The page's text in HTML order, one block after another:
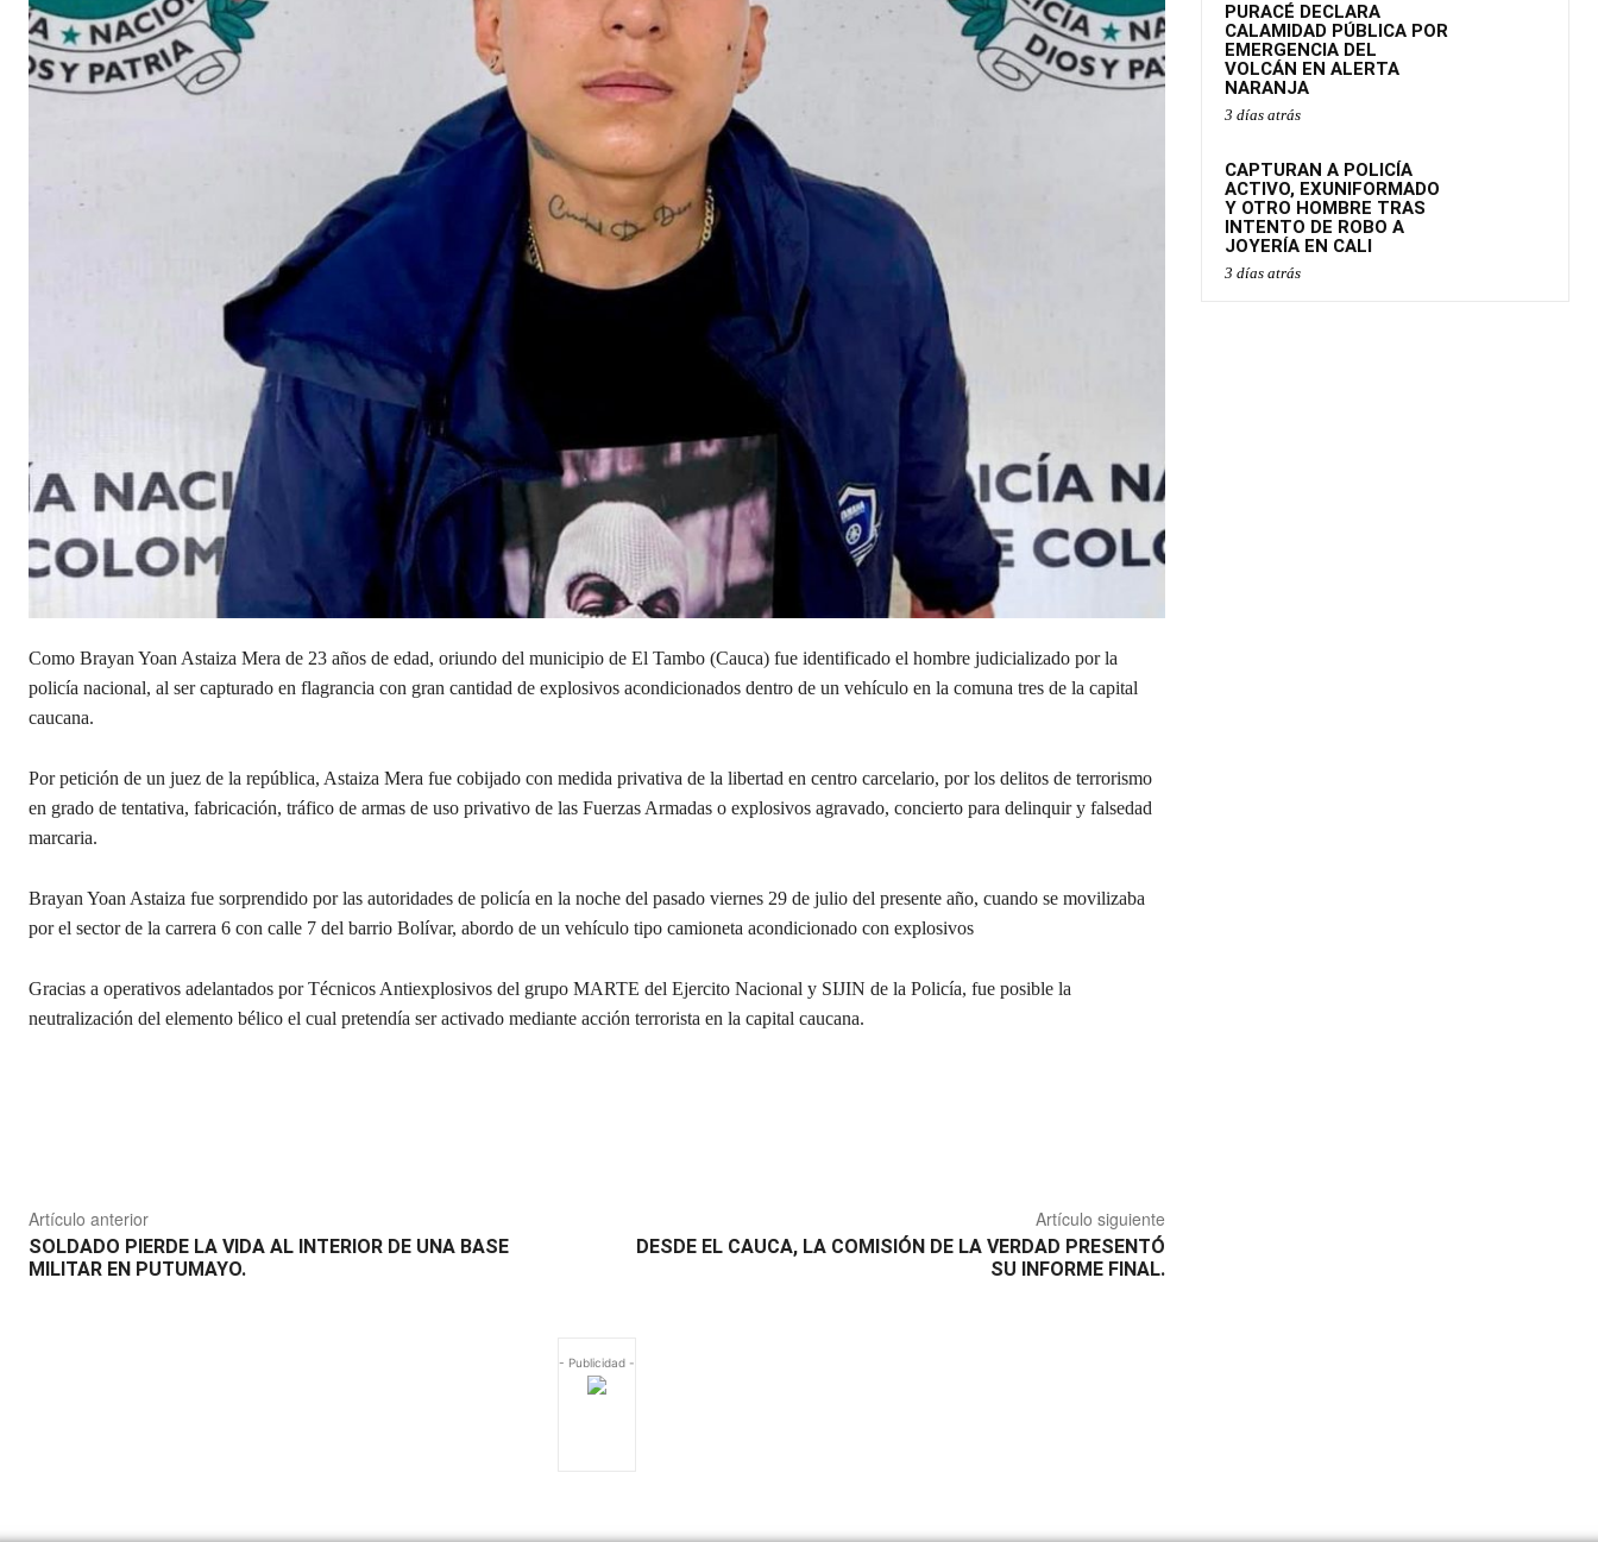
Como Brayan Yoan Astaiza Mera de 23 años de edad, oriundo del municipio de El Tambo (Cauca) fue identificado el hombre judicializado por la
policía nacional, al ser capturado en flagrancia con gran cantidad de explosivos acondicionados dentro de un vehículo en la comuna tres de la capital
caucana.
Por petición de un juez de la república, Astaiza Mera fue cobijado con medida privativa de la libertad en centro carcelario, por los delitos de terrorismo
en grado de tentativa, fabricación, tráfico de armas de uso privativo de las Fuerzas Armadas o explosivos agravado, concierto para delinquir y falsedad
marcaria.
Brayan Yoan Astaiza fue sorprendido por las autoridades de policía en la noche del pasado viernes 29 de julio del presente año, cuando se movilizaba
por el sector de la carrera 6 con calle 7 del barrio Bolívar, abordo de un vehículo tipo camioneta acondicionado con explosivos
Gracias a operativos adelantados por Técnicos Antiexplosivos del grupo MARTE del Ejercito Nacional y SIJIN de la Policía, fue posible la
neutralización del elemento bélico el cual pretendía ser activado mediante acción terrorista en la capital caucana.
Artículo anterior
SOLDADO PIERDE LA VIDA AL INTERIOR DE UNA BASE
MILITAR EN PUTUMAYO.
Artículo siguiente
DESDE EL CAUCA, LA COMISIÓN DE LA VERDAD PRESENTÓ
SU INFORME FINAL.
- Publicidad -
PURACÉ DECLARA
CALAMIDAD PÚBLICA POR
EMERGENCIA DEL
VOLCÁN EN ALERTA
NARANJA
3 días atrás
CAPTURAN A POLICÍA
ACTIVO, EXUNIFORMADO
Y OTRO HOMBRE TRAS
INTENTO DE ROBO A
JOYERÍA EN CALI
3 días atrás